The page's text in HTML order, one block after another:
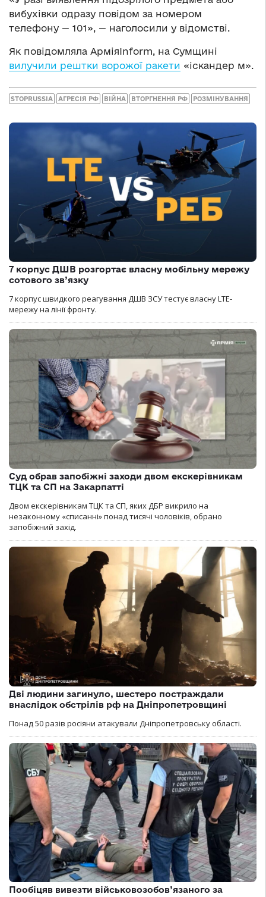
вибухівки одразу повідом за номером
телефону — 101», — наголосили у відомстві.
Як повідомляла АрміяInform, на Сумщині
вилучили рештки ворожої ракети «іскандер м».
STOPRUSSIA АГРЕСІЯ РФ ВІЙНА ВТОРГНЕННЯ РФ РОЗМІНУВАННЯ
7 корпус ДШВ розгортає власну мобільну мережу
сотового зв’язку
7 корпус швидкого реагування ДШВ ЗСУ тестує власну LTE-
мережу на лінії фронту.
Суд обрав запобіжні заходи двом екскерівникам
ТЦК та СП на Закарпатті
Двом екскерівникам ТЦК та СП, яких ДБР викрило на
незаконному «списанні» понад тисячі чоловіків, обрано
запобіжний захід.
Дві людини загинуло, шестеро постраждали
внаслідок обстрілів рф на Дніпропетровщині
Понад 50 разів росіяни атакували Дніпропетровську області.
Пообіцяв вивезти військовозобов’язаного за